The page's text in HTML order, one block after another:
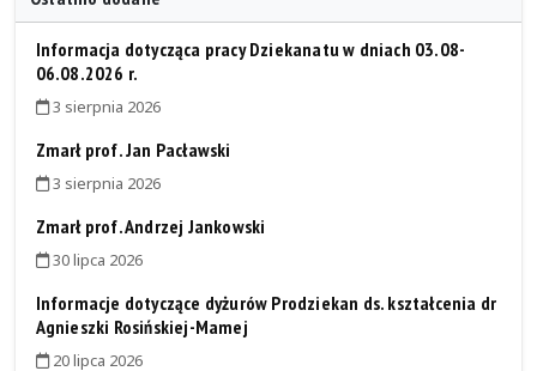
Informacja dotycząca pracy Dziekanatu w dniach 03.08-
06.08.2026 r.
3 sierpnia 2026
Zmarł prof. Jan Pacławski
3 sierpnia 2026
Zmarł prof. Andrzej Jankowski
30 lipca 2026
Informacje dotyczące dyżurów Prodziekan ds. kształcenia dr
Agnieszki Rosińskiej-Mamej
20 lipca 2026